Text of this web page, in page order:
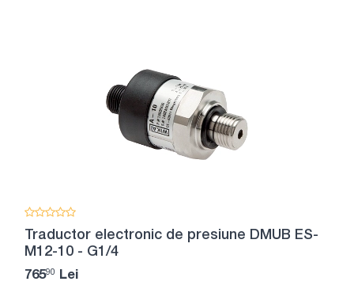
Traductor electronic de presiune DMUB ES-
M12-10 - G1/4
76590 Lei